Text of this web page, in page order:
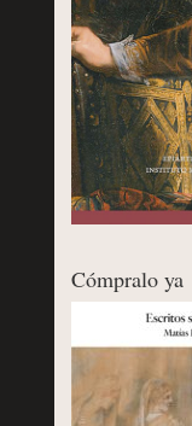
Cómpralo ya